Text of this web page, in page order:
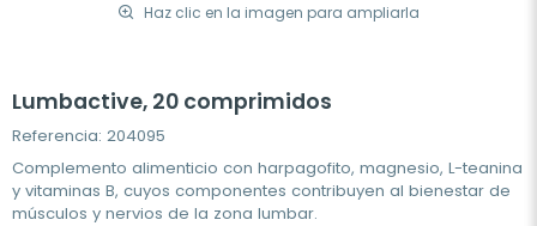
Haz clic en la imagen para ampliarla
Lumbactive, 20 comprimidos
Referencia: 204095
Complemento alimenticio con harpagofito, magnesio, L-teanina
y vitaminas B, cuyos componentes contribuyen al bienestar de
músculos y nervios de la zona lumbar.